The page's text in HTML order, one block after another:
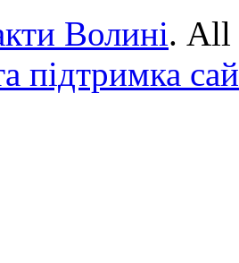
Волині. All
підтримка